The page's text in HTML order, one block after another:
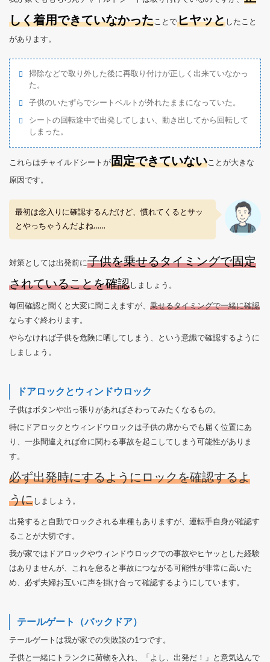
しく着用できていなかったことでヒヤッとしたこと
があります。
掃除などで取り外した後に再取り付けが正しく出来ていなかっ
た。
子供のいたずらでシートベルトが外れたままになっていた。
シートの回転途中で出発してしまい、動き出してから回転して
しまった。
これらはチャイルドシートが固定できていないことが大きな
原因です。
最初は念入りに確認するんだけど、慣れてくるとサッ
とやっちゃうんだよね……
対策としては出発前に子供を乗せるタイミングで固定
されていることを確認しましょう。
毎回確認と聞くと大変に聞こえますが、 乗せるタイミングで一緒に確認
ならすぐ終わります。
やらなければ子供を危険に晒してしまう、という意識で確認するように
しましょう。
ドアロックとウィンドウロック
子供はボタンや出っ張りがあればさわってみたくなるもの。
特にドアロックとウィンドウロックは子供の席からでも届く位置にあ
り、一歩間違えれば命に関わる事故を起こしてしまう可能性がありま
す。
必ず出発時にするようにロックを確認するよ
うにしましょう。
出発すると自動でロックされる車種もありますが、運転手自身が確認す
ることが大切です。
我が家ではドアロックやウィンドウロックでの事故やヒヤッとした経験
はありませんが、これを怠ると事故につながる可能性が非常に高いた
め、必ず夫婦お互いに声を掛け合って確認するようにしています。
テールゲート（バックドア）
テールゲートは我が家での失敗談の1つです。
子供と一緒にトランクに荷物を入れ、「よし、出発だ！」と意気込んで